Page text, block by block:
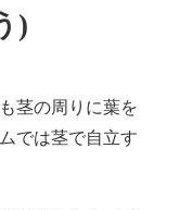
)
茎の周りに葉を
では茎で自立す